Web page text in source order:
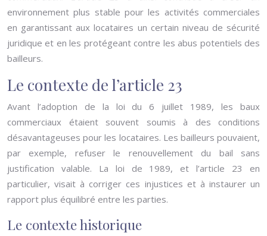
environnement plus stable pour les activités commerciales
en garantissant aux locataires un certain niveau de sécurité
juridique et en les protégeant contre les abus potentiels des
bailleurs.
Le contexte de l’article 23
Avant l’adoption de la loi du 6 juillet 1989, les baux
commerciaux étaient souvent soumis à des conditions
désavantageuses pour les locataires. Les bailleurs pouvaient,
par exemple, refuser le renouvellement du bail sans
justification valable. La loi de 1989, et l’article 23 en
particulier, visait à corriger ces injustices et à instaurer un
rapport plus équilibré entre les parties.
Le contexte historique